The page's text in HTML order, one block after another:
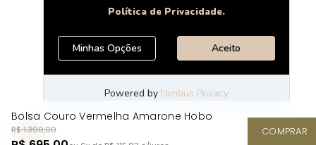
Bolsa Couro Vermelha Amarone Hobo
R$ 1.390,00 COMPRAR